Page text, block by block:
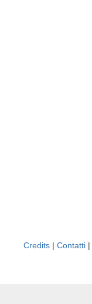
Credits | Contatti |